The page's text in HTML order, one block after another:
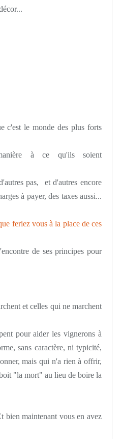
c'est le monde des plus forts
à ce qu'ils soient
pas, et d'autres encore
à payer, des taxes aussi...
feriez vous à la place de ces
de ses principes pour
et celles qui ne marchent
pour aider les vignerons à
sans caractère, ni typicité,
mais qui n'a rien à offrir,
"la mort" au lieu de boire la
bien maintenant vous en avez